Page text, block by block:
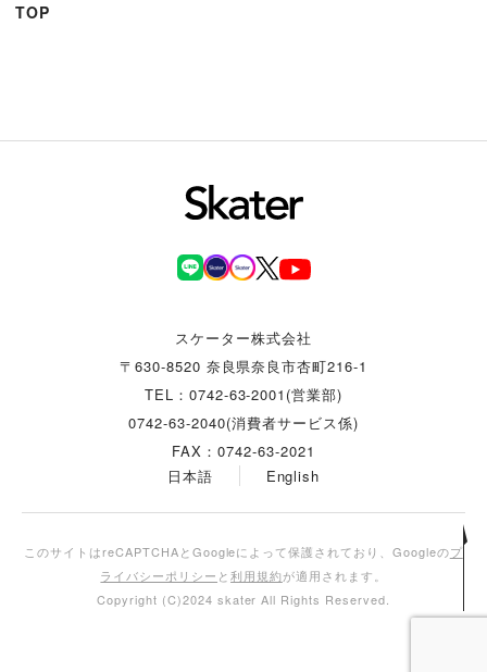
TOP
スケーター株式会社
〒630-8520 奈良県奈良市杏町216-1
TEL：0742-63-2001(営業部)
0742-63-2040(消費者サービス係)
FAX：0742-63-2021
English
日本語
このサイトはreCAPTCHAとGoogleによって保護されており、Googleのプ
ライバシーポリシー と利用規約が適用されます。
Copyright (C)2024 skater All Rights Reserved.